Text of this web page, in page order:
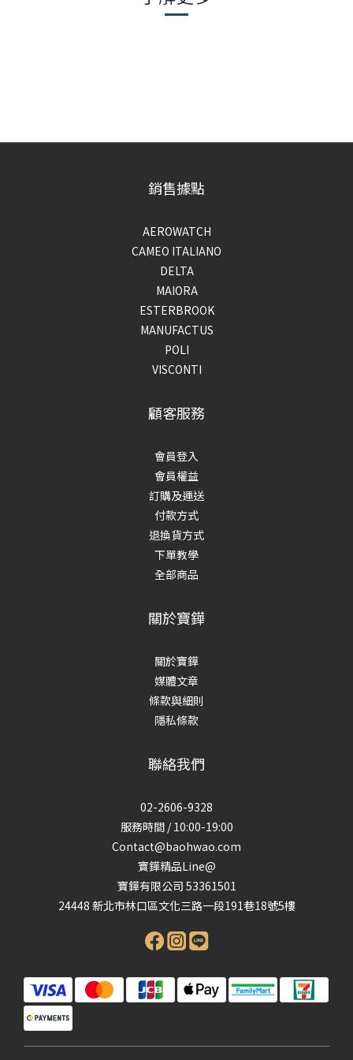
銷售據點
AEROWATCH
CAMEO ITALIANO
DELTA
MAIORA
ESTERBROOK
MANUFACTUS
POLI
VISCONTI
顧客服務
會員登入
會員權益
訂購及運送
付款方式
退換貨方式
下單教學
全部商品
關於寶鏵
關於寶鏵
媒體文章
條款與細則
隱私條款
聯絡我們
02-2606-9328
服務時間 / 10:00-19:00
Contact@baohwao.com
寶鏵精品Line@
寶鏵有限公司 53361501
24448 新北市林口區文化三路一段191巷18號5樓